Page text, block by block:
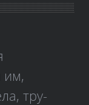
им,
тру­